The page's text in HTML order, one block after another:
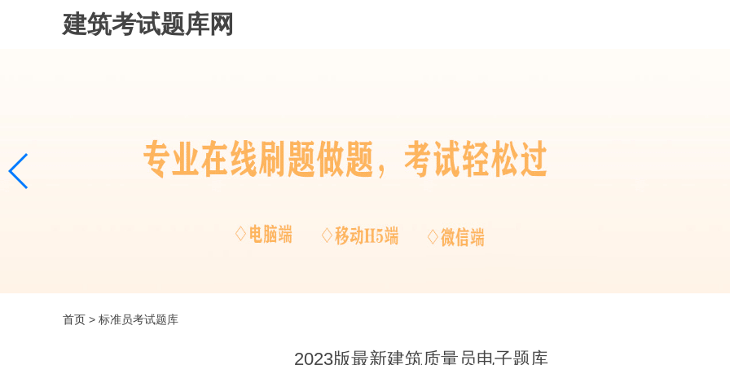
建筑考试题库网
首页 > 标准员考试题库
2023版最新建筑质量员电子题库